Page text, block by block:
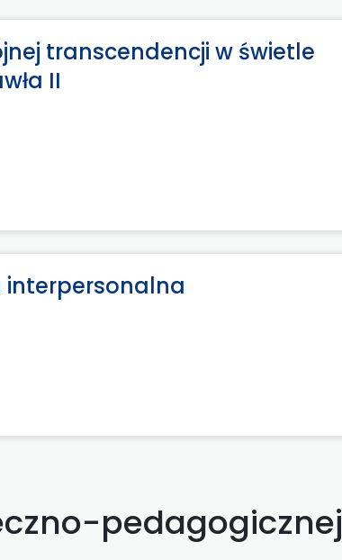
transcendencji w świetle
II
interpersonalna
pedagogicznej